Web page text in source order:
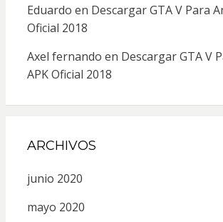
Eduardo en Descargar GTA V Para
Oficial 2018
Axel fernando en Descargar GTA V
APK Oficial 2018
ARCHIVOS
junio 2020
mayo 2020